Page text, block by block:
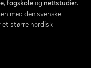
, fagskoleog nettstudier.
med den svenske
et større nordisk